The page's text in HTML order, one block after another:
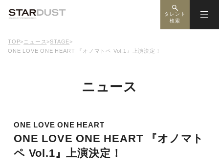
タレント
検索
TOP> ニュース>STAGE>
ONE LOVE ONE HEART 『オノマトペ Vol.1』上演決定！
ニュース
ONE LOVE ONE HEART
ONE LOVE ONE HEART 『オノマト
ペ Vol.1』上演決定！